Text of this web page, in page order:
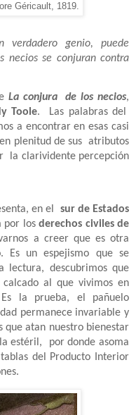
Géricault, 1819.
verdadero genio, puede
necios se conjuran contra
La conjura de los necios,
Toole.
Las palabras del
a encontrar en esas casi
plenitud de sus atributos
la clarividente percepción
en el
sur de Estados
por losderechos civiles de
a creer que es otra
Es un espejismo que se
lectura, descubrimos que
al que vivimos en
la prueba, el pañuelo
permanece invariable y
que atan nuestro bienestar
estéril,
por donde asoma
del Producto Interior